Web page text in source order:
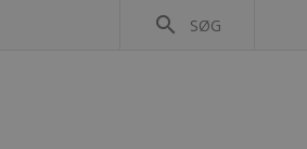
search SØG